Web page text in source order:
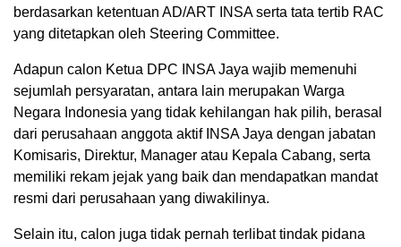
berdasarkan ketentuan AD/ART INSA serta tata tertib RAC
yang ditetapkan oleh Steering Committee.
Adapun calon Ketua DPC INSA Jaya wajib memenuhi
sejumlah persyaratan, antara lain merupakan Warga
Negara Indonesia yang tidak kehilangan hak pilih, berasal
dari perusahaan anggota aktif INSA Jaya dengan jabatan
Komisaris, Direktur, Manager atau Kepala Cabang, serta
memiliki rekam jejak yang baik dan mendapatkan mandat
resmi dari perusahaan yang diwakilinya.
Selain itu, calon juga tidak pernah terlibat tindak pidana